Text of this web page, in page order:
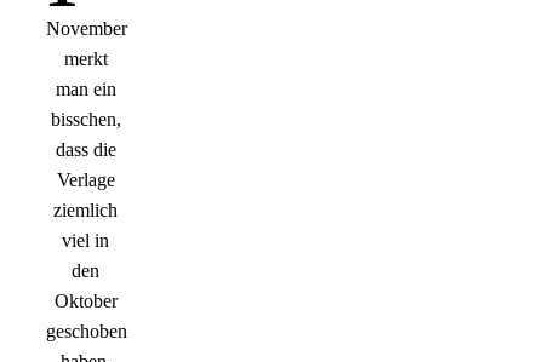
November
merkt
man ein
bisschen,
dass die
Verlage
ziemlich
viel in
den
Oktober
geschoben